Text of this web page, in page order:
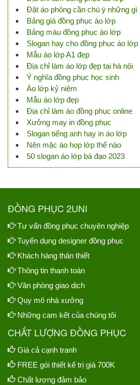
Đặt áo phông cần chú ý những gì
Bảng giá đồng phục áo lớp
Bảng màu đồng phục áo lớp
Slogan hay cho đồng phục áo lớp
Mẫu áo lớp A1 đẹp
Địa chỉ làm áo lớp đẹp tại hà nội
Ý nghĩa đồng phục học sinh
Áo lớp kỷ niệm
Mẫu áo lớp đẹp
Địa chỉ làm áo đồng phục online
Xưởng may in đồng phục
Slogan tiếng anh hay in áo lớp
Nên mặc áo họp lớp thế nào
50 slogan áo lớp bá đạo 2023
ĐỒNG PHỤC 2UNI
Tư vấn đồng phục chuyên nghiệp
Tuyển dụng designer đồng phục
Khách hàng thân thiết
Thông tin thanh toán
Văn phòng giao dịch
Quy mô nhà xưởng
Những cam kết của chúng tôi
CHẤT LƯỢNG ĐỒNG PHỤC
Giá cả cạnh tranh
FREE gói thiết kế trị giá 700K
Chất lượng đảm bảo